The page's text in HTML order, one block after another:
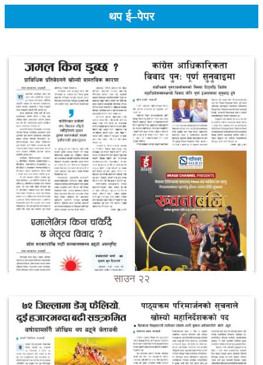
थप ई–पेपर
साउन २२